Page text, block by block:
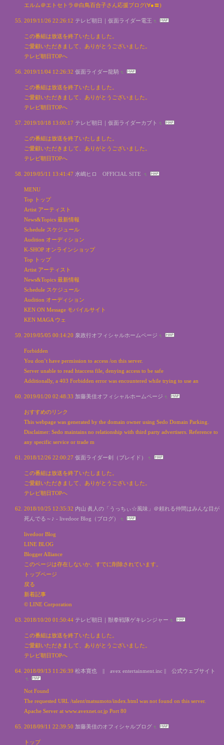
エルム＠エトセトラ＠白鳥百合子さん応援ブログ(∀●〓)
2019/11/26 22:26:12 テレビ朝日｜仮面ライダー電王
この番組は放送を終了いたしました。
ご愛顧いただきまして、ありがとうございました。
テレビ朝日TOPへ
2019/11/04 12:26:32 仮面ライダー龍騎
この番組は放送を終了いたしました。
ご愛顧いただきまして、ありがとうございました。
テレビ朝日TOPへ
2019/10/18 13:00:17 テレビ朝日｜仮面ライダーカブト
この番組は放送を終了いたしました。
ご愛顧いただきまして、ありがとうございました。
テレビ朝日TOPへ
2019/05/11 13:41:47 水嶋ヒロ OFFICIAL SITE
MENU
Top トップ
Artist アーティスト
News&Topics 最新情報
Schedule スケジュール
Audition オーディション
K-SHOP オンラインショップ
Top トップ
Artist アーティスト
News&Topics 最新情報
Schedule スケジュール
Audition オーディション
KEN ON Message モバイルサイト
KEN MAGA ウェ
2019/05/05 00:14:20 泉政行オフィシャルホームページ
Forbidden
You don’t have permission to access /on this server.
Server unable to read htaccess file, denying access to be safe
Additionally, a 403 Forbidden error was encountered while trying to use an
2019/01/20 02:48:33 加藤美佳オフィシャルホームページ
おすすめのリンク
This webpage was generated by the domain owner using Sedo Domain Parking.
Disclaimer: Sedo maintains no relationship with third party advertisers. Reference to
any specific service or trade m
2018/12/26 22:00:27 仮面ライダー剣（ブレイド）
この番組は放送を終了いたしました。
ご愛顧いただきまして、ありがとうございました。
テレビ朝日TOPへ
2018/10/25 12:35:32 内山 眞人の「うっちぃ☆風味」＠頼れる仲間はみんな目が
死んでる～♪ - livedoor Blog（ブログ）
livedoor Blog
LINE BLOG
Blogger Alliance
このページは存在しないか、すでに削除されています。
トップページ
戻る
新着記事
© LINE Corporation
2018/10/20 01:50:44 テレビ朝日｜獣拳戦隊ゲキレンジャー
この番組は放送を終了いたしました。
ご愛顧いただきまして、ありがとうございました。
テレビ朝日TOPへ
2018/09/13 11:26:39 松本寛也 || avex entertainment.inc || 公式ウェブサイト
Not Found
The requested URL /talent/matsumoto/index.html was not found on this server.
Apache Server at www.avexnet.or.jp Port 80
2018/09/11 22:39:50 加藤美佳のオフィシャルブログ
トップ